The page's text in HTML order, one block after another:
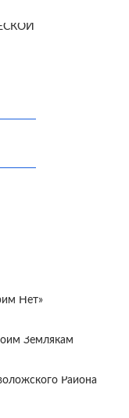
Нет»
Землякам
Района